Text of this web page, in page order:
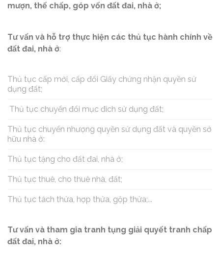
mượn, thế chấp, góp vốn đất đai, nhà ở;
Tư vấn và hỗ trợ thực hiện các thủ tục hành chính về
đất đai, nhà ở:
Thủ tục cấp mới, cấp đổi Giấy chứng nhận quyền sử
dụng đất;
Thủ tục chuyển đổi mục đích sử dụng đất;
Thủ tục chuyển nhượng quyền sử dụng đất và quyền sở
hữu nhà ở:
Thủ tục tặng cho đất đai, nhà ở;
Thủ tục thuê, cho thuê nhà, đất;
Thủ tục tách thửa, hợp thửa, gộp thửa;...
Tư vấn và tham gia tranh tụng giải quyết tranh chấp
đất đai, nhà ở: